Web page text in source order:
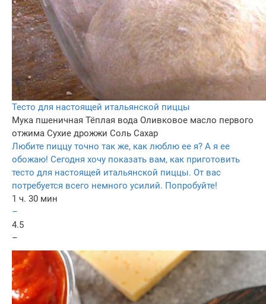
Тесто для настоящей итальянской пиццы
Мука пшеничная Тёплая вода Оливковое масло первого
отжима Сухие дрожжи Соль Сахар
Любите пиццу точно так же, как люблю ее я? А я ее
обожаю! Сегодня хочу показать вам, как приготовить
тесто для настоящей итальянской пиццы. От вас
потребуется всего немного усилий. Попробуйте!
1 ч. 30 мин
–
4.5
–